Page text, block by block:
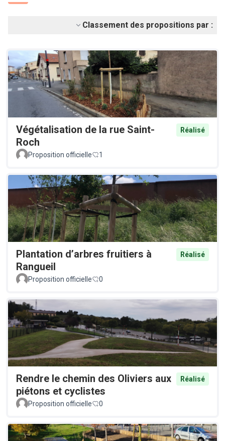
Classement des propositions par :
Végétalisation de la rue Saint-
Roch
Réalisé
Proposition officielle 1
Plantation d’arbres fruitiers à
Rangueil
Réalisé
Proposition officielle 0
Rendre le chemin des Oliviers aux
piétons et cyclistes
Réalisé
Proposition officielle 0